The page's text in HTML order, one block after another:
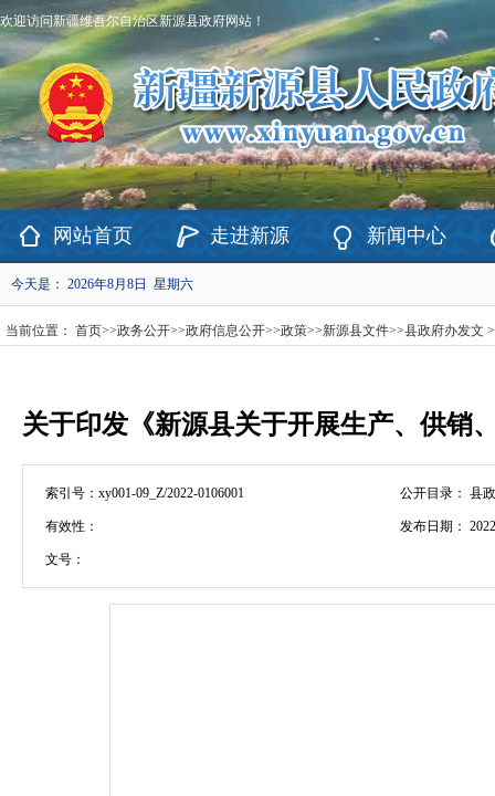
欢迎访问新疆维吾尔自治区新源县政府网站！
网站首页 走进新源 新闻中心
今天是： 2026年8月8日 星期六
当前位置： 首页>>政务公开>>政府信息公开>>政策>>新源县文件>>县政府办发文
关于印发《新源县关于开展生产、供销
索引号： xy001-09_Z/2022-0106001 公开目录： 县
有效性： 发布日期：
文号：